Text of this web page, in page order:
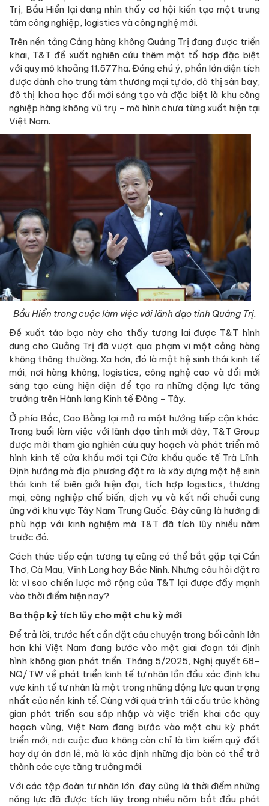
Trị, Bầu Hiển lại đang nhìn thấy cơ hội kiến tạo một trung
tâm công nghiệp, logistics và công nghệ mới.
Trên nền tảng Cảng hàng không Quảng Trị đang được triển
khai, T&T đề xuất nghiên cứu thêm một tổ hợp đặc biệt
với quy mô khoảng 11.577ha. Đáng chú ý, phần lớn diện tích
được dành cho trung tâm thương mại tự do, đô thị sân bay,
đô thị khoa học đổi mới sáng tạo và đặc biệt là khu công
nghiệp hàng không vũ trụ - mô hình chưa từng xuất hiện tại
Việt Nam.
Bầu Hiển trong cuộc làm việc với lãnh đạo tỉnh Quảng Trị.
Đề xuất táo bạo này cho thấy tương lai được T&T hình
dung cho Quảng Trị đã vượt qua phạm vi một cảng hàng
không thông thường. Xa hơn, đó là một hệ sinh thái kinh tế
mới, nơi hàng không, logistics, công nghệ cao và đổi mới
sáng tạo cùng hiện diện để tạo ra những động lực tăng
trưởng trên Hành lang Kinh tế Đông - Tây.
Ở phía Bắc, Cao Bằng lại mở ra một hướng tiếp cận khác.
Trong buổi làm việc với lãnh đạo tỉnh mới đây, T&T Group
được mời tham gia nghiên cứu quy hoạch và phát triển mô
hình kinh tế cửa khẩu mới tại Cửa khẩu quốc tế Trà Lĩnh.
Định hướng mà địa phương đặt ra là xây dựng một hệ sinh
thái kinh tế biên giới hiện đại, tích hợp logistics, thương
mại, công nghiệp chế biến, dịch vụ và kết nối chuỗi cung
ứng với khu vực Tây Nam Trung Quốc. Đây cũng là hướng đi
phù hợp với kinh nghiệm mà T&T đã tích lũy nhiều năm
trước đó.
Cách thức tiếp cận tương tự cũng có thể bắt gặp tại Cần
Thơ, Cà Mau, Vĩnh Long hay Bắc Ninh. Nhưng câu hỏi đặt ra
là: vì sao chiến lược mở rộng của T&T lại được đẩy mạnh
vào thời điểm hiện nay?
Ba thập kỷ tích lũy cho một chu kỳ mới
Để trả lời, trước hết cần đặt câu chuyện trong bối cảnh lớn
hơn khi Việt Nam đang bước vào một giai đoạn tái định
hình không gian phát triển. Tháng 5/2025, Nghị quyết 68-
NQ/TW về phát triển kinh tế tư nhân lần đầu xác định khu
vực kinh tế tư nhân là một trong những động lực quan trọng
nhất của nền kinh tế. Cùng với quá trình tái cấu trúc không
gian phát triển sau sáp nhập và việc triển khai các quy
hoạch vùng, Việt Nam đang bước vào một chu kỳ phát
triển mới, nơi cuộc đua không còn chỉ là tìm kiếm quỹ đất
hay dự án đơn lẻ, mà là xác định những địa bàn có thể trở
thành các cực tăng trưởng mới.
Với các tập đoàn tư nhân lớn, đây cũng là thời điểm những
năng lực đã được tích lũy trong nhiều năm bắt đầu phát